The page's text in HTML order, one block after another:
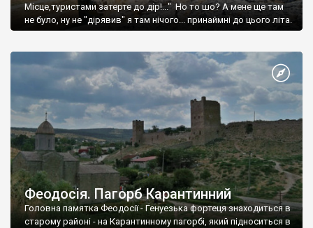
Місце,туристами затерте до дір!..." Но то шо? А мене ще там
не було, ну не "дірявив" я там нічого... принаймні до цього літа.
Феодосія. Пагорб Карантинний
Головна памятка Феодосії - Генуезька фортеця знаходиться в
старому районі - на Карантинному пагорбі, який підноситься в